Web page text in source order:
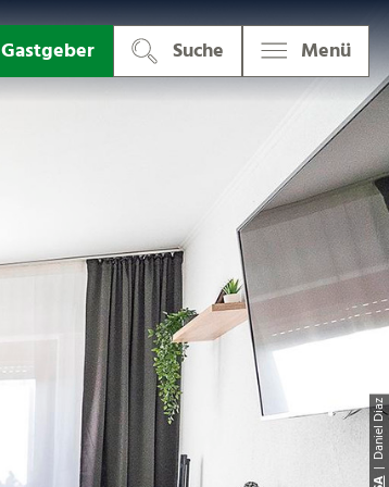
Gastgeber Suche Menü
| Daniel Diaz